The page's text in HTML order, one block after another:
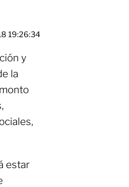
19:26:34
y
la
estar